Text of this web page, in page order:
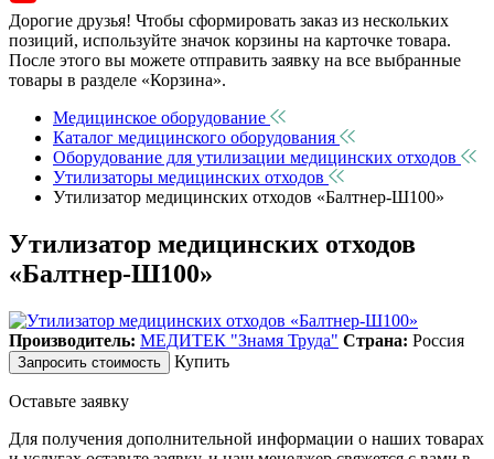
Дорогие друзья! Чтобы сформировать заказ из нескольких
позиций, используйте значок корзины на карточке товара.
После этого вы можете отправить заявку на все выбранные
товары в разделе «Корзина».
Медицинское оборудование
Каталог медицинского оборудования
Оборудование для утилизации медицинских отходов
Утилизаторы медицинских отходов
Утилизатор медицинских отходов «Балтнер-Ш100»
Утилизатор медицинских отходов
«Балтнер-Ш100»
Производитель: МЕДИТЕК "Знамя Труда" Страна: Россия
Запросить стоимость Купить
Оставьте заявку
Для получения дополнительной информации о наших товарах